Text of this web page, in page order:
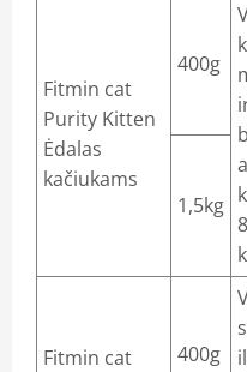
Fitmin cat
Purity Kitten
Ėdalas
kačiukams
400g
1,5kg
Fitmin cat
400g
medžiagomis. Vitaminų